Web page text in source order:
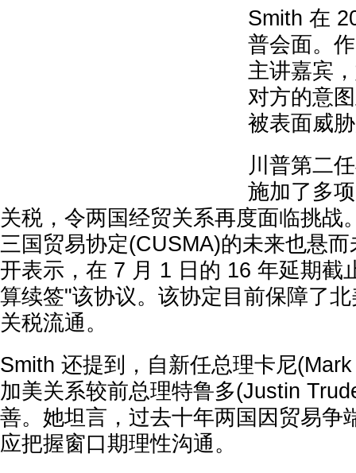
Smith 在
普会面。
主讲嘉宾
对方的意
被表面威
川普第二
施加了多
关税，令两国经贸关系再度面临挑战
三国贸易协定(CUSMA)的未来也悬
开表示，在 7 月 1 日的 16 年延期截
算续签"该协议。该协定目前保障了
关税流通。
Smith 还提到，自新任总理卡尼
加美关系较前总理特鲁多(Justin
善。她坦言，过去十年两国因贸易争
应把握窗口期理性沟通。